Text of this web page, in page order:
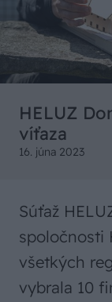
HELUZ
víťaza
16. júna 2023
Súťaž
spoločnosti
všetkých
vybrala 10